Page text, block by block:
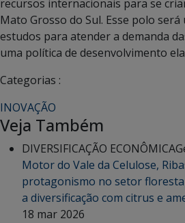
recursos internacionais para se
Mato Grosso do Sul. Esse polo
estudos para atender a demanda
uma política de desenvolvimento
Categorias :
INOVAÇÃO
Veja Também
DIVERSIFICAÇÃO ECONÔMICA
Motor do Vale da Celulose,
protagonismo no setor
a diversificação com citrus e
18 mar 2026